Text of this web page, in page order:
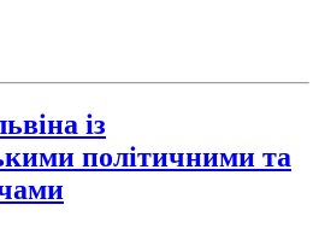
із
політичними та